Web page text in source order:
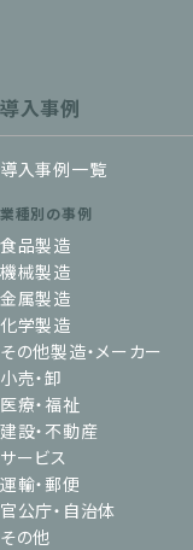
導入事例
導入事例一覧
業種別の事例
食品製造
機械製造
金属製造
化学製造
その他製造・メーカー
小売・卸
医療・福祉
建設・不動産
サービス
運輸・郵便
官公庁・自治体
その他